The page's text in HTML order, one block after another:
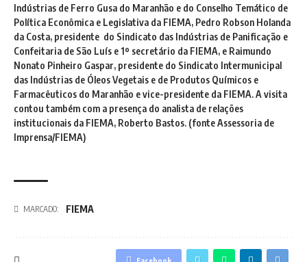
Indústrias de Ferro Gusa do Maranhão e do Conselho Temático de
Política Econômica e Legislativa da FIEMA, Pedro Robson Holanda
da Costa, presidente do Sindicato das Indústrias de Panificação e
Confeitaria de São Luís e 1º secretário da FIEMA, e Raimundo
Nonato Pinheiro Gaspar, presidente do Sindicato Intermunicipal
das Indústrias de Óleos Vegetais e de Produtos Químicos e
Farmacêuticos do Maranhão e vice-presidente da FIEMA. A visita
contou também com a presença do analista de relações
institucionais da FIEMA, Roberto Bastos. (fonte Assessoria de
Imprensa/FIEMA)
MARCADO: FIEMA